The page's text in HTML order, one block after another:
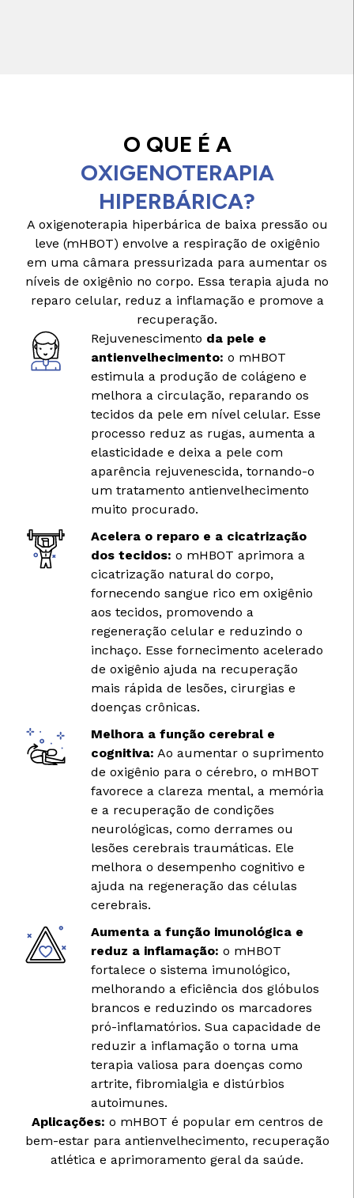
O QUE É A
OXIGENOTERAPIA
HIPERBÁRICA?
A oxigenoterapia hiperbárica de baixa pressão ou
leve (mHBOT) envolve a respiração de oxigênio
em uma câmara pressurizada para aumentar os
níveis de oxigênio no corpo. Essa terapia ajuda no
reparo celular, reduz a inflamação e promove a
recuperação.
Rejuvenescimento da pele e
antienvelhecimento: o mHBOT
estimula a produção de colágeno e
melhora a circulação, reparando os
tecidos da pele em nível celular. Esse
processo reduz as rugas, aumenta a
elasticidade e deixa a pele com
aparência rejuvenescida, tornando-o
um tratamento antienvelhecimento
muito procurado.
Acelera o reparo e a cicatrização
dos tecidos: o mHBOT aprimora a
cicatrização natural do corpo,
fornecendo sangue rico em oxigênio
aos tecidos, promovendo a
regeneração celular e reduzindo o
inchaço. Esse fornecimento acelerado
de oxigênio ajuda na recuperação
mais rápida de lesões, cirurgias e
doenças crônicas.
Melhora a função cerebral e
cognitiva: Ao aumentar o suprimento
de oxigênio para o cérebro, o mHBOT
favorece a clareza mental, a memória
e a recuperação de condições
neurológicas, como derrames ou
lesões cerebrais traumáticas. Ele
melhora o desempenho cognitivo e
ajuda na regeneração das células
cerebrais.
Aumenta a função imunológica e
reduz a inflamação: o mHBOT
fortalece o sistema imunológico,
melhorando a eficiência dos glóbulos
brancos e reduzindo os marcadores
pró-inflamatórios. Sua capacidade de
reduzir a inflamação o torna uma
terapia valiosa para doenças como
artrite, fibromialgia e distúrbios
autoimunes.
Aplicações: o mHBOT é popular em centros de
bem-estar para antienvelhecimento, recuperação
atlética e aprimoramento geral da saúde.